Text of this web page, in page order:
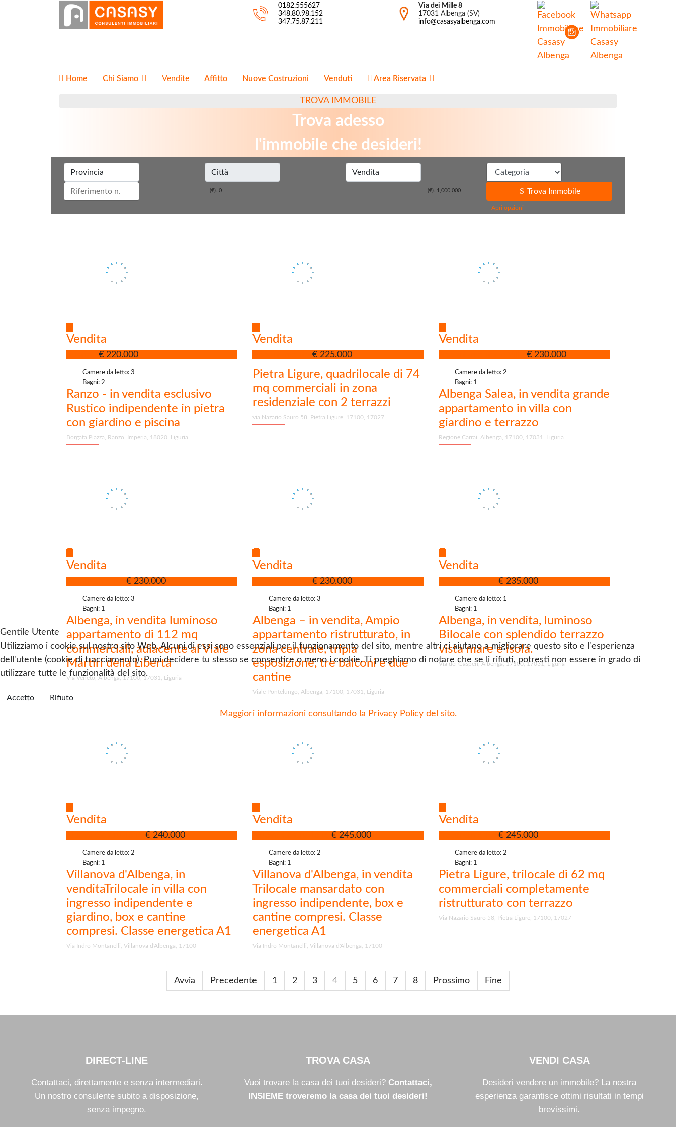
0182.555627
348.80.98.152
347.75.87.211
Via dei Mille 8
17031 Albenga (SV)
info@casasyalbenga.com
Home Chi Siamo Vendite Affitto Nuove Costruzioni Venduti Area Riservata
TROVA IMMOBILE
Trova adesso
l'immobile che desideri!
(€). 0 (€). 1,000,000 Trova Immobile
Apri opzioni
Vendita
€ 220.000
Camere da letto: 3
Bagni: 2
Ranzo - in vendita esclusivo
Rustico indipendente in pietra
con giardino e piscina
Borgata Piazza, Ranzo, Imperia, 18020, Liguria
Vendita
€ 225.000
Pietra Ligure, quadrilocale di 74
mq commerciali in zona
residenziale con 2 terrazzi
via Nazario Sauro 58, Pietra Ligure, 17100, 17027
Vendita
€ 230.000
Camere da letto: 2
Bagni: 1
Albenga Salea, in vendita grande
appartamento in villa con
giardino e terrazzo
Regione Carrai, Albenga, 17100, 17031, Liguria
Vendita
€ 230.000
Camere da letto: 3
Bagni: 1
Albenga, in vendita luminoso
appartamento di 112 mq
commerciali, adiacente al Viale
Martiri della Libertà
Via Veneto, Albenga, 17100, 17031, Liguria
Vendita
€ 230.000
Camere da letto: 3
Bagni: 1
Albenga – in vendita, Ampio
appartamento ristrutturato, in
zona centrale, tripla
esposizione, tre balconi e due
cantine
Viale Pontelungo, Albenga, 17100, 17031, Liguria
Vendita
€ 235.000
Camere da letto: 1
Bagni: 1
Albenga, in vendita, luminoso
Bilocale con splendido terrazzo
vista mare e isola.
Via dei Gasperi, Albenga, 17100, 17031, Liguria
Vendita
€ 240.000
Camere da letto: 2
Bagni: 1
Villanova d'Albenga, in
venditaTrilocale in villa con
ingresso indipendente e
giardino, box e cantine
compresi. Classe energetica A1
Via Indro Montanelli, Villanova d'Albenga, 17100
Vendita
€ 245.000
Camere da letto: 2
Bagni: 1
Villanova d'Albenga, in vendita
Trilocale mansardato con
ingresso indipendente, box e
cantine compresi. Classe
energetica A1
Via Indro Montanelli, Villanova d'Albenga, 17100
Vendita
€ 245.000
Camere da letto: 2
Bagni: 1
Pietra Ligure, trilocale di 62 mq
commerciali completamente
ristrutturato con terrazzo
Via Nazario Sauro 58, Pietra Ligure, 17100, 17027
Avvia Precedente 1 2 3 4 5 6 7 8 Prossimo Fine
DIRECT-LINE
Contattaci, direttamente e senza intermediari.
Un nostro consulente subito a disposizione,
senza impegno.
TROVA CASA
Vuoi trovare la casa dei tuoi desideri? Contattaci,
INSIEME troveremo la casa dei tuoi desideri!
VENDI CASA
Desideri vendere un immobile? La nostra
esperienza garantisce ottimi risultati in tempi
brevissimi.
Gentile Utente
Utilizziamo i cookie sul nostro sito Web. Alcuni di essi sono essenziali per il funzionamento del sito, mentre altri ci aiutano a migliorare questo sito e l'esperienza
dell'utente (cookie di tracciamento). Puoi decidere tu stesso se consentire o meno i cookie. Ti preghiamo di notare che se li rifiuti, potresti non essere in grado di
utilizzare tutte le funzionalità del sito.
Accetto Rifiuto
Maggiori informazioni consultando la Privacy Policy del sito.